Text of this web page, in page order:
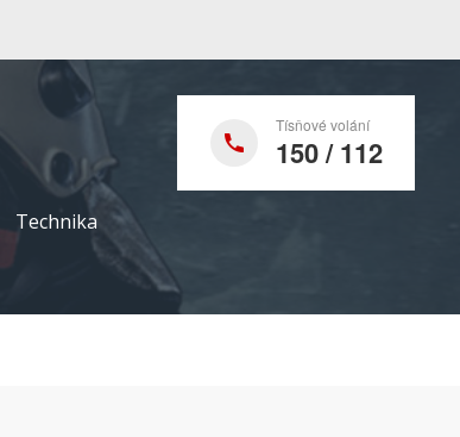
Tísňové volání
150 / 112
Technika